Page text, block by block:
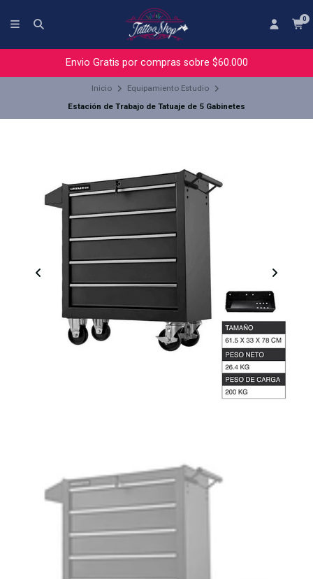
0
Envio Gratis por compras sobre $60.000
Inicio
Equipamiento Estudio
Estación de Trabajo de Tatuaje de 5 Gabinetes